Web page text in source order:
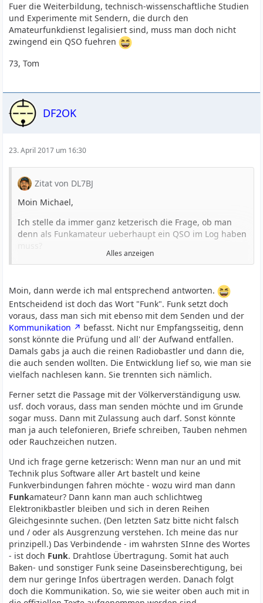
Fuer die Weiterbildung, technisch-wissenschaftliche Studien
und Experimente mit Sendern, die durch den
Amateurfunkdienst legalisiert sind, muss man doch nicht
zwingend ein QSO fuehren
73, Tom
DF2OK
23. April 2017 um 16:30
Zitat von DL7BJ
Moin Michael,
Ich stelle da immer ganz ketzerisch die Frage, ob man
denn als Funkamateur ueberhaupt ein QSO im Log haben
Zitat:
"Amateurfunkdienst ein Funkdienst, der von
Funkamateuren untereinander, zu experimentellen
und technisch-wissenschaftlichen Studien, zur eigenen
Weiterbildung, zur Völkerverständigung
und zur Unterstützung von Hilfsaktionen in Not- und
Katastrophenfällen wahrgenommen wird"
Fuer die Weiterbildung, technisch-wissenschaftliche
Studien und Experimente mit Sendern, die durch den
zwingend ein QSO fuehren
73, Tom
Alles anzeigen
Moin, dann werde ich mal entsprechend antworten.
Entscheidend ist doch das Wort "Funk". Funk setzt doch
voraus, dass man sich mit ebenso mit dem Senden und der
Kommunikation
befasst. Nicht nur Empfangsseitig, denn
sonst könnte die Prüfung und all' der Aufwand entfallen.
Damals gabs ja auch die reinen Radiobastler und dann die,
die auch senden wollten. Die Entwicklung lief so, wie man sie
vielfach nachlesen kann. Sie trennten sich nämlich.
Ferner setzt die Passage mit der Völkerverständigung usw.
usf. doch voraus, dass man senden möchte und im Grunde
sogar muss. Dann mit Zulassung auch darf. Sonst könnte
man ja auch telefonieren, Briefe schreiben, Tauben nehmen
oder Rauchzeichen nutzen.
Und ich frage gerne ketzerisch: Wenn man nur an und mit
Technik plus Software aller Art bastelt und keine
Funkverbindungen fahren möchte - wozu wird man dann
Funkamateur? Dann kann man auch schlichtweg
Elektronikbastler bleiben und sich in deren Reihen
Gleichgesinnte suchen. (Den letzten Satz bitte nicht falsch
und / oder als Ausgrenzung verstehen. Ich meine das nur
prinzipell.) Das Verbindende - im wahrsten SInne des Wortes
- ist doch Funk. Drahtlose Übertragung. Somit hat auch
Baken- und sonstiger Funk seine Daseinsberechtigung, bei
dem nur geringe Infos übertragen werden. Danach folgt
doch die Kommunikation. So, wie sie weiter oben auch mit in